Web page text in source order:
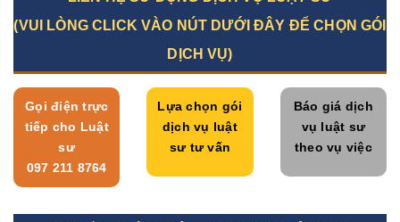
(VUI LÒNG CLICK VÀO NÚT DƯỚI ĐÂY ĐỂ CHỌN GÓI
DỊCH VỤ)
Gọi điện trực
tiếp cho Luật
sư
097 211 8764
Lựa chọn gói
dịch vụ luật
sư tư vấn
Báo giá dịch
vụ luật sư
theo vụ việc